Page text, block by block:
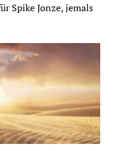
Spike Jonze, jemals